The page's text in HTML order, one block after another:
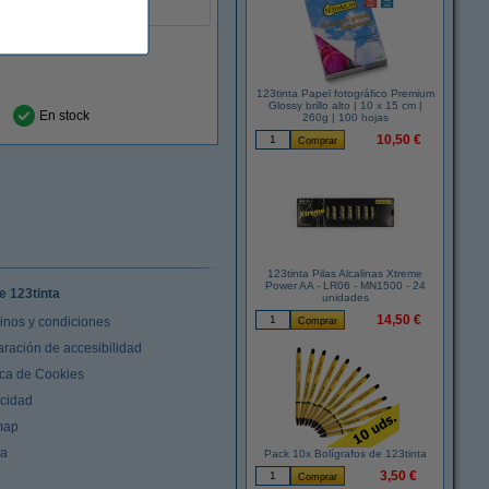
En stock
123tinta Papel fotográfico Premium
Glossy brillo alto | 10 x 15 cm |
260g | 100 hojas
10,50 €
123tinta Pilas Alcalinas Xtreme
Power AA - LR06 - MN1500 - 24
unidades
14,50 €
Pack 10x Bolígrafos de 123tinta
3,50 €
123tinta
y condiciones
de accesibilidad
de Cookies